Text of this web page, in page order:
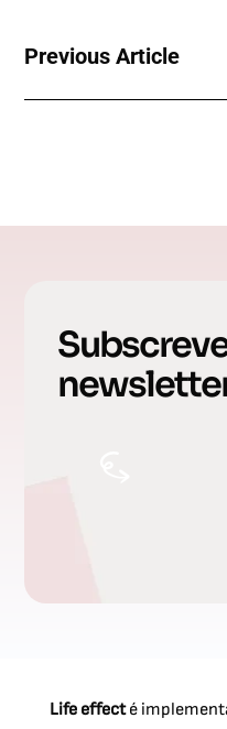
Previous Article
Life effecté